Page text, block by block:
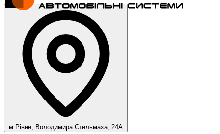
м.Рівне, Володимира Стельмаха, 24А